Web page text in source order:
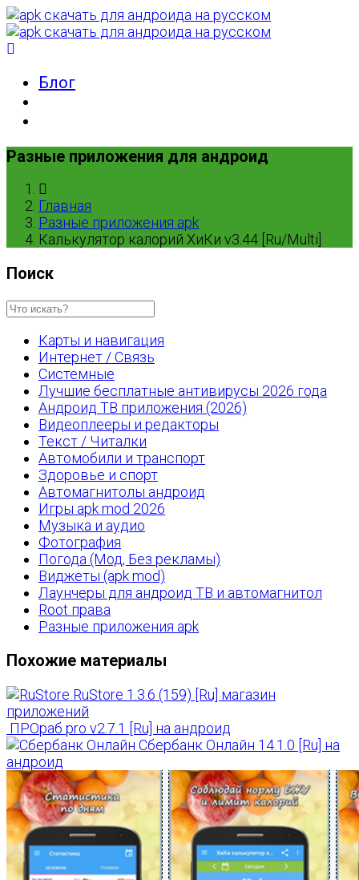
Блог
Разные приложения для андроид
Главная
Разные приложения apk
Калькулятор калорий ХиКи v3.44 [Ru/Multi]
Поиск
Карты и навигация
Интернет / Связь
Системные
Лучшие бесплатные антивирусы 2026 года
Андроид ТВ приложения (2026)
Видеоплееры и редакторы
Текст / Читалки
Автомобили и транспорт
Здоровье и спорт
Автомагнитолы андроид
Игры apk mod 2026
Музыка и аудио
Фотография
Погода (Мод, Без рекламы)
Виджеты (apk mod)
Лаунчеры для андроид ТВ и автомагнитол
Root права
Разные приложения apk
Похожие материалы
RuStore 1.3.6 (159) [Ru] магазин
приложений
ПРОраб pro v2.7.1 [Ru] на андроид
Сбербанк Онлайн 14.1.0 [Ru] на
андроид